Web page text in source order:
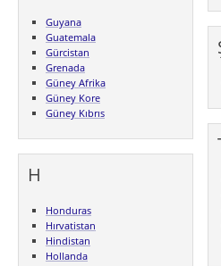
Guyana
Guatemala
Gürcistan
Grenada
Güney Afrika
Güney Kore
Güney Kıbrıs
H
Honduras
Hırvatistan
Hindistan
Hollanda